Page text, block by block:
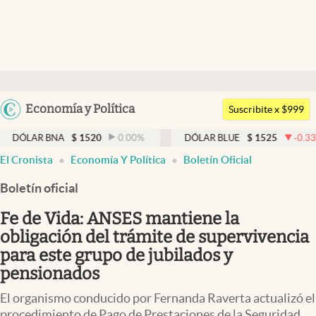
Argentina
Economía y Política
Members
Economía y Política
Finanzas y Mercados
Mercados Online
Negocios
Columnistas
Otras secciones
Apertura
Suscribite x $999
$ 1520 0.00% DÓLAR BLUE $ 1525 -0.33%
El Cronista Economía Y Política Boletín Oficial
Boletín oficial
Fe de Vida: ANSES mantiene la
obligación del trámite de supervivencia
para este grupo de jubilados y
pensionados
El organismo conducido por Fernanda Raverta actualizó el